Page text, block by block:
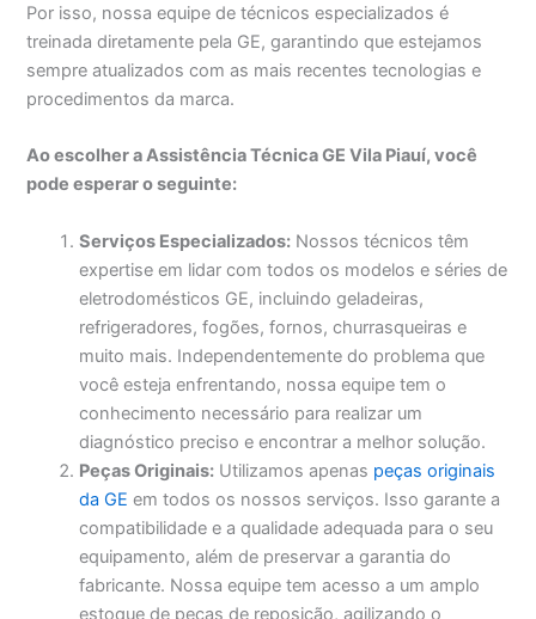
Por isso, nossa equipe de técnicos especializados é
treinada diretamente pela GE, garantindo que estejamos
sempre atualizados com as mais recentes tecnologias e
procedimentos da marca.
Ao escolher a Assistência Técnica GE Vila Piauí, você
pode esperar o seguinte:
Serviços Especializados: Nossos técnicos têm
expertise em lidar com todos os modelos e séries de
eletrodomésticos GE, incluindo geladeiras,
refrigeradores, fogões, fornos, churrasqueiras e
muito mais. Independentemente do problema que
você esteja enfrentando, nossa equipe tem o
conhecimento necessário para realizar um
diagnóstico preciso e encontrar a melhor solução.
Peças Originais: Utilizamos apenas peças originais
da GE em todos os nossos serviços. Isso garante a
compatibilidade e a qualidade adequada para o seu
equipamento, além de preservar a garantia do
fabricante. Nossa equipe tem acesso a um amplo
estoque de peças de reposição, agilizando o